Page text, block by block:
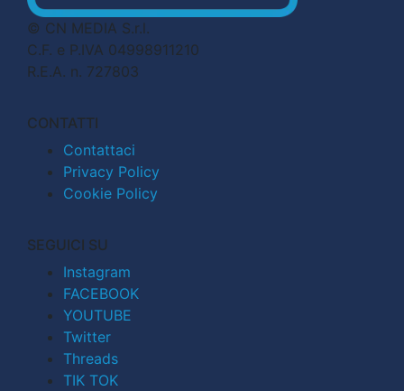
© CN MEDIA S.r.l.
C.F. e P.IVA 04998911210
R.E.A. n. 727803
CONTATTI
Contattaci
Privacy Policy
Cookie Policy
SEGUICI SU
Instagram
FACEBOOK
YOUTUBE
Twitter
Threads
TIK TOK